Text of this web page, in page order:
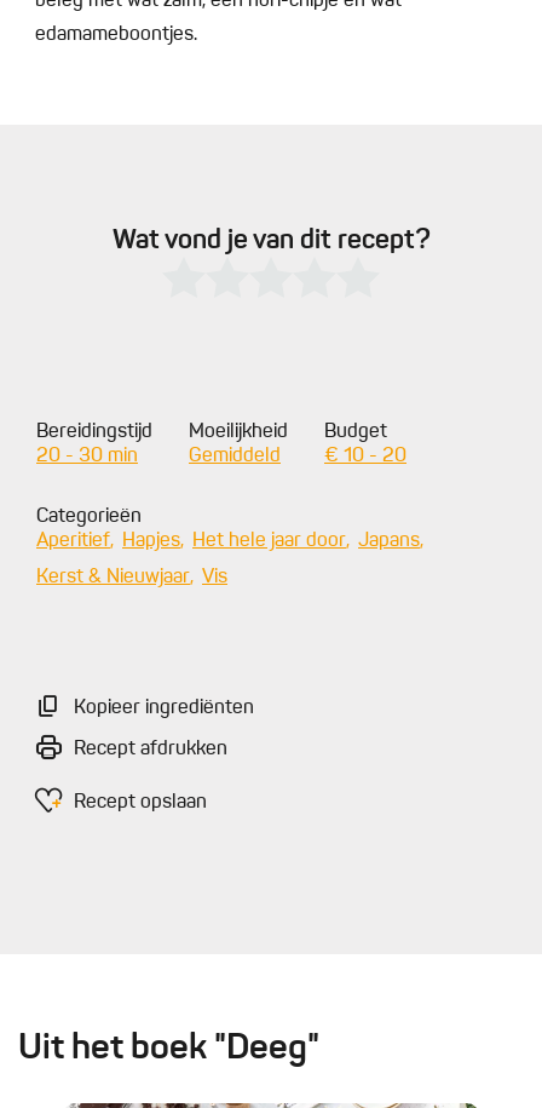
edamameboontjes.
Wat vond je van dit recept?
Bereidingstijd
20 - 30 min
Moeilijkheid
Gemiddeld
Budget
€ 10 - 20
Categorieën
Aperitief
Hapjes Het hele jaar door
Japans
Kerst & Nieuwjaar
Vis
Kopieer ingrediënten
Recept afdrukken
Recept opslaan
Uit het boek "Deeg"